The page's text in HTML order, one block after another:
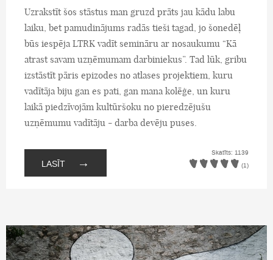
Uzrakstīt šos stāstus man gruzd prāts jau kādu labu
laiku, bet pamudinājums radās tieši tagad, jo šonedēļ
būs iespēja LTRK vadīt semināru ar nosaukumu “Kā
atrast savam uzņēmumam darbiniekus”. Tad lūk, gribu
izstāstīt pāris epizodes no atlases projektiem, kuru
vadītāja biju gan es pati, gan mana kolēģe, un kuru
laikā piedzīvojām kultūršoku no pieredzējušu
uzņēmumu vadītāju - darba devēju puses.
LASĪT →
Skatīts: 1139
(1)